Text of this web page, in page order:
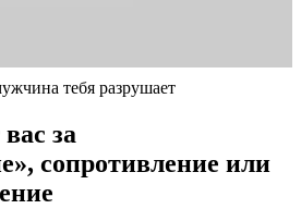
тебя разрушает
за
сопротивление или